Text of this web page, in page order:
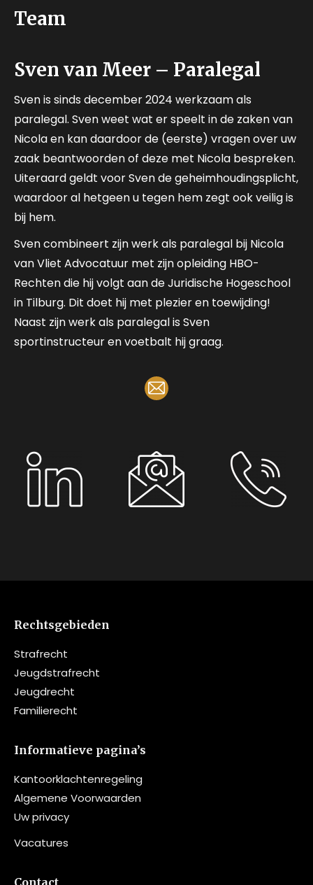
Team
Sven van Meer – Paralegal
Sven is sinds december 2024 werkzaam als
paralegal. Sven weet wat er speelt in de zaken van
Nicola en kan daardoor de (eerste) vragen over uw
zaak beantwoorden of deze met Nicola bespreken.
Uiteraard geldt voor Sven de geheimhoudingsplicht,
waardoor al hetgeen u tegen hem zegt ook veilig is
bij hem.
Sven combineert zijn werk als paralegal bij Nicola
van Vliet Advocatuur met zijn opleiding HBO-
Rechten die hij volgt aan de Juridische Hogeschool
in Tilburg. Dit doet hij met plezier en toewijding!
Naast zijn werk als paralegal is Sven
sportinstructeur en voetbalt hij graag.
Mail
Rechtsgebieden
Strafrecht
Jeugdstrafrecht
Jeugdrecht
Familierecht
Informatieve pagina’s
Kantoorklachtenregeling
Algemene Voorwaarden
Uw privacy
Vacatures
Contact